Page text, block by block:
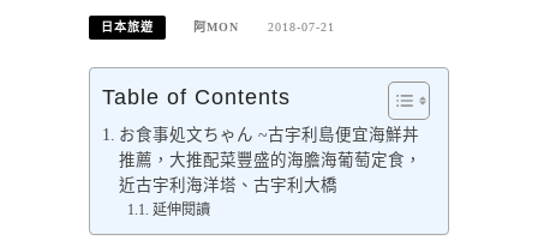
日本旅遊 阿MON 2018-07-21
Table of Contents
お食事処文ちゃん ~古宇利島便宜海鮮丼
推薦，大推配菜豐盛的海膽海葡萄定食，
近古宇利海洋塔、古宇利大橋
延伸閱讀